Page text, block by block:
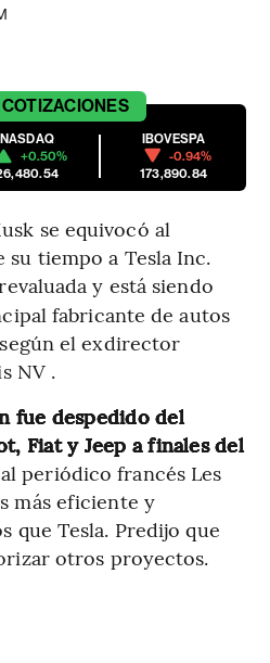
COTIZACIONES
NASDAQ
+0.50%
IBOVESPA
-0.94%
173,890.84
se equivocó al
tiempo a Tesla Inc.
y está siendo
fabricante de autos
el exdirector
NV .
fue despedido del
Fiat y Jeep a finales del
periódico francés Les
más eficiente y
que Tesla. Predijo que
otros proyectos.